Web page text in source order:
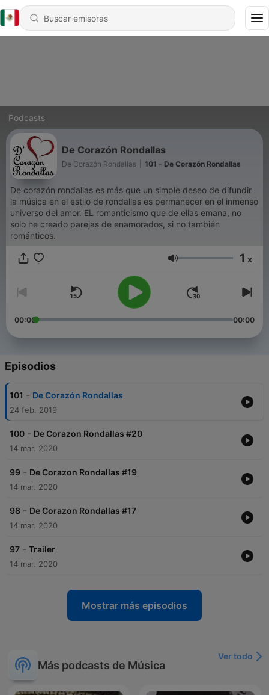
Podcasts
De Corazón Rondallas
De Corazón Rondallas 101 - De Corazón Rondallas
De corazón rondallas es más que un simple deseo de difundir
la música en el estilo de rondallas es permanecer en el inmenso
universo del amor. EL romanticismo que de ellas emana, no
solo he creado parejas de enamorados, si no también
románticos.
Volumen 1 x
00:00 00:00
Episodios
101 - De Corazón Rondallas
24 feb. 2019
100 - De Corazon Rondallas #20
14 mar. 2020
99 - De Corazon Rondallas #19
14 mar. 2020
98 - De Corazon Rondallas #17
14 mar. 2020
97 - Trailer
14 mar. 2020
Mostrar más episodios
Más podcasts de Música
Ver todo